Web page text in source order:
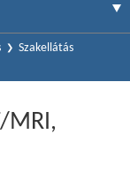
Szakellátás
MRI,